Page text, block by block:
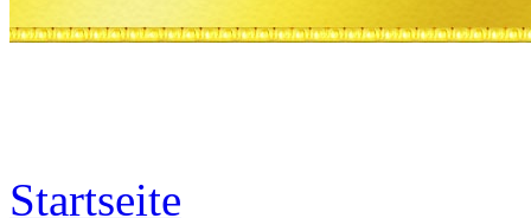
Startseite